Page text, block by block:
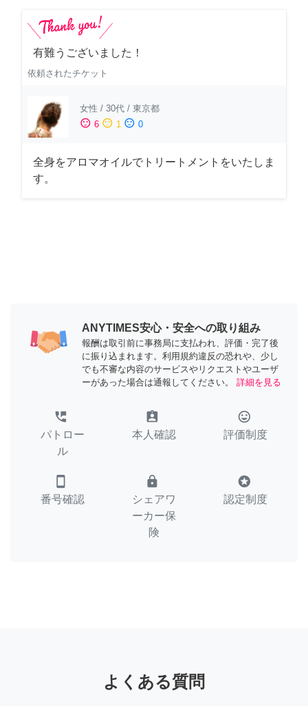
有難うございました！
依頼されたチケット
女性 / 30代 / 東京都
sentiment_satisfied 6 sentiment_neutral 1 sentiment_dissatisfied 0
全身をアロマオイルでトリートメントをいたしま
す。
ANYTIMES安心・安全への取り組み
報酬は取引前に事務局に支払われ、評価・完了後
に振り込まれます。利用規約違反の恐れや、少し
でも不審な内容のサービスやリクエストやユーザ
ーがあった場合は通報してください。
詳細を見る
perm_phone_msg
パトロー
ル
assignment_ind
本人確認
tag_faces
評価制度
smartphone
番号確認
lock
シェアワ
ーカー保
険
stars
認定制度
よくある質問